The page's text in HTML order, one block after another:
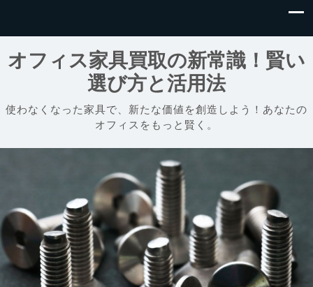
オフィス家具買取の新常識！賢い
選び方と活用法
使わなくなった家具で、新たな価値を創造しよう！あなたの
オフィスをもっと賢く。